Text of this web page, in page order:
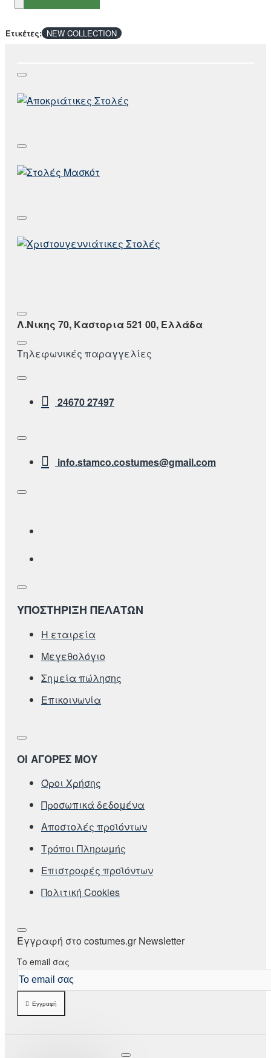
Ετικέτες: NEW COLLECTION
Λ.Νικης 70, Καστορια 521 00, Ελλάδα
Τηλεφωνικές παραγγελίες
24670 27497
info.stamco.costumes@gmail.com
ΥΠΟΣΤΗΡΙΞΗ ΠΕΛΑΤΩΝ
Η εταιρεία
Μεγεθολόγιο
Σημεία πώλησης
Επικοινωνία
ΟΙ ΑΓΟΡΕΣ ΜΟΥ
Όροι Χρήσης
Προσωπικά δεδομένα
Αποστολές προϊόντων
Τρόποι Πληρωμής
Επιστροφές προϊόντων
Πολιτική Cookies
Εγγραφή στο costumes.gr Newsletter
Το email σας
Εγγραφή